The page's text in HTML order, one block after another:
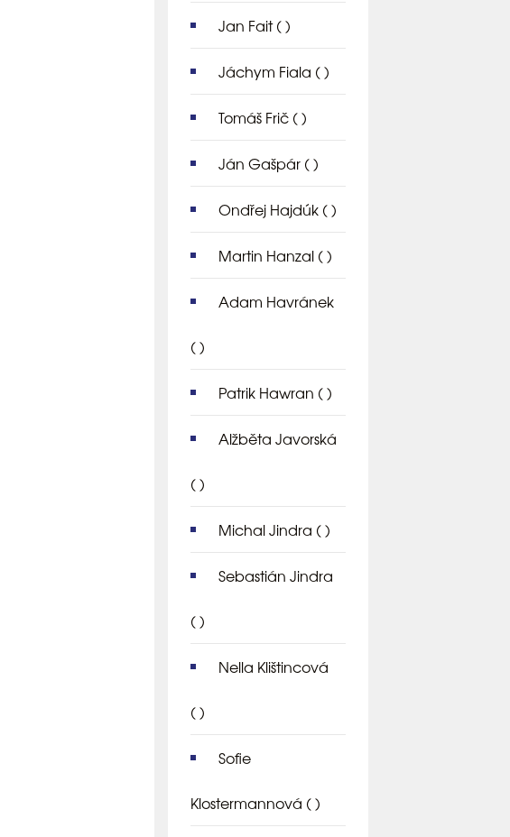
Jan Fait( )
Jáchym Fiala ( )
Tomáš Frič ( )
Ján Gašpár ( )
Ondřej Hajdúk ( )
Martin Hanzal ( )
Adam Havránek
( )
Patrik Hawran ( )
Alžběta Javorská
( )
Michal Jindra ( )
Sebastián Jindra
( )
Nella Klištincová
( )
Sofie
Klostermannová ( )